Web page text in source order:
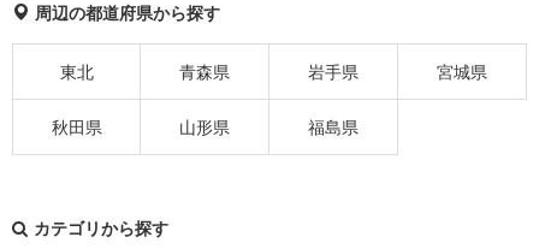
周辺の都道府県から探す
東北 青森県 岩手県 宮城県
秋田県 山形県 福島県
カテゴリから探す